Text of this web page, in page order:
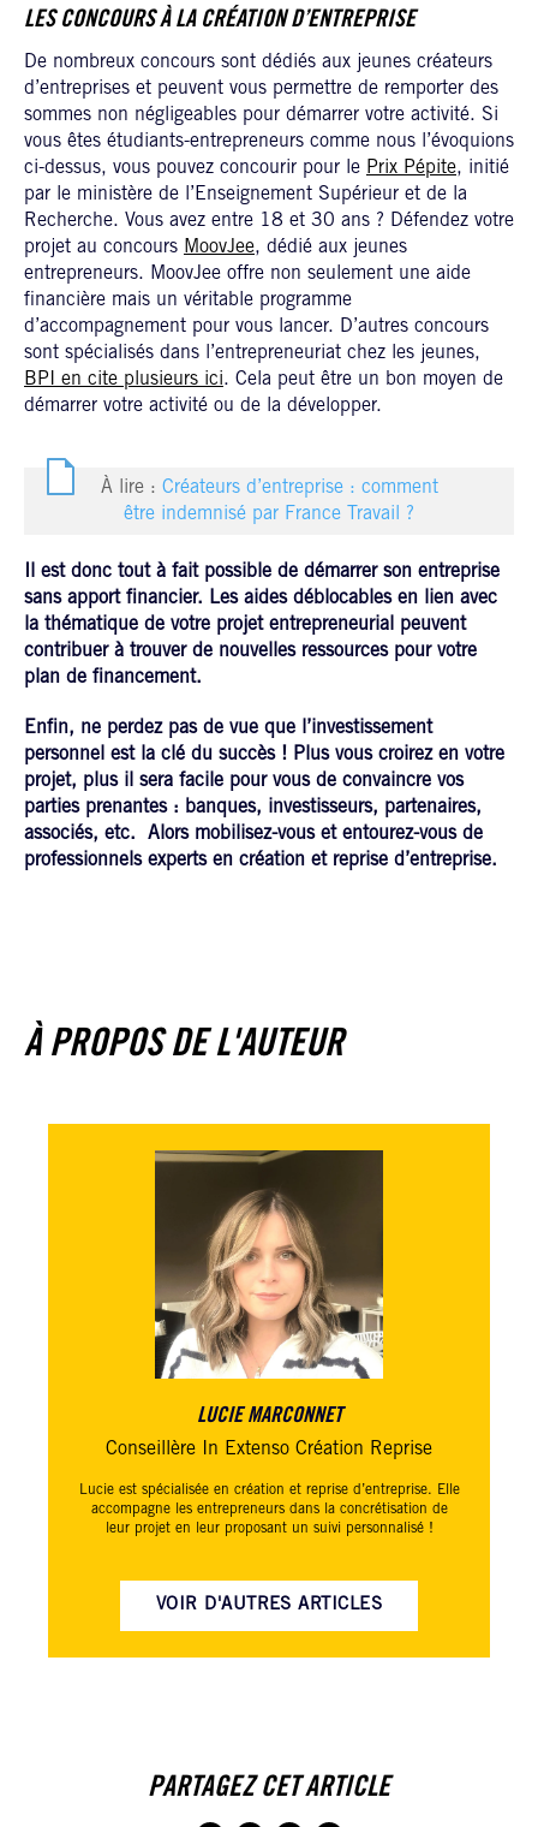
LES CONCOURS À LA CRÉATION D’ENTREPRISE
De nombreux concours sont dédiés aux jeunes créateurs
d’entreprises et peuvent vous permettre de remporter des
sommes non négligeables pour démarrer votre activité. Si
vous êtes étudiants-entrepreneurs comme nous l’évoquions
ci-dessus, vous pouvez concourir pour le Prix Pépite, initié
par le ministère de l’Enseignement Supérieur et de la
Recherche. Vous avez entre 18 et 30 ans ? Défendez votre
projet au concours MoovJee, dédié aux jeunes
entrepreneurs. MoovJee offre non seulement une aide
financière mais un véritable programme
d’accompagnement pour vous lancer. D’autres concours
sont spécialisés dans l’entrepreneuriat chez les jeunes,
BPI en cite plusieurs ici. Cela peut être un bon moyen de
démarrer votre activité ou de la développer.
À lire : Créateurs d’entreprise : comment
être indemnisé par France Travail ?
Il est donc tout à fait possible de démarrer son entreprise
sans apport financier. Les aides déblocables en lien avec
la thématique de votre projet entrepreneurial peuvent
contribuer à trouver de nouvelles ressources pour votre
plan de financement.
Enfin, ne perdez pas de vue que l’investissement
personnel est la clé du succès ! Plus vous croirez en votre
projet, plus il sera facile pour vous de convaincre vos
parties prenantes : banques, investisseurs, partenaires,
associés, etc. Alors mobilisez-vous et entourez-vous de
professionnels experts en création et reprise d’entreprise.
À PROPOS DE L'AUTEUR
LUCIE MARCONNET
Conseillère In Extenso Création Reprise
Lucie est spécialisée en création et reprise d’entreprise. Elle
accompagne les entrepreneurs dans la concrétisation de
leur projet en leur proposant un suivi personnalisé !
VOIR D'AUTRES ARTICLES
PARTAGEZ CET ARTICLE